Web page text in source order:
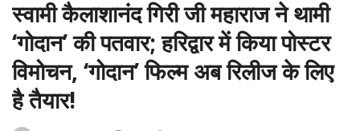
स्वामी कैलाशानंद गिरी जी महाराज ने थामी
‘गोदान’ की पतवार; हरिद्वार में किया पोस्टर
विमोचन, ‘गोदान’ फिल्म अब रिलीज के लिए
है तैयार!